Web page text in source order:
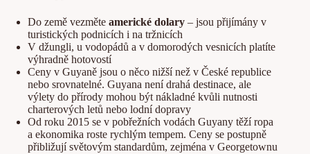
Do země vezměte americké dolary – jsou přijímány v
turistických podnicích i na tržnicích
V džungli, u vodopádů a v domorodých vesnicích platíte
výhradně hotovostí
Ceny v Guyaně jsou o něco nižší než v České republice
nebo srovnatelné. Guyana není drahá destinace, ale
výlety do přírody mohou být nákladné kvůli nutnosti
charterových letů nebo lodní dopravy
Od roku 2015 se v pobřežních vodách Guyany těží ropa
a ekonomika roste rychlým tempem. Ceny se postupně
přibližují světovým standardům, zejména v Georgetownu